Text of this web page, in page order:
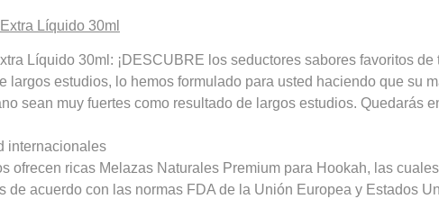
Líquido 30ml: ¡DESCUBRE los seductores sabores favoritos de
largos estudios, lo hemos formulado para usted haciendo que su
sean muy fuertes como resultado de largos estudios.
internacionales
ofrecen ricas Melazas Naturales Premium para Hookah, las
de acuerdo con las normas FDA de la Unión Europea y Estados